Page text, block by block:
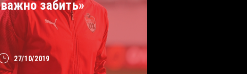
27/10/2019
важно забить»